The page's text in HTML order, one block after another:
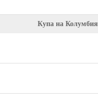
Купа на Колумбия